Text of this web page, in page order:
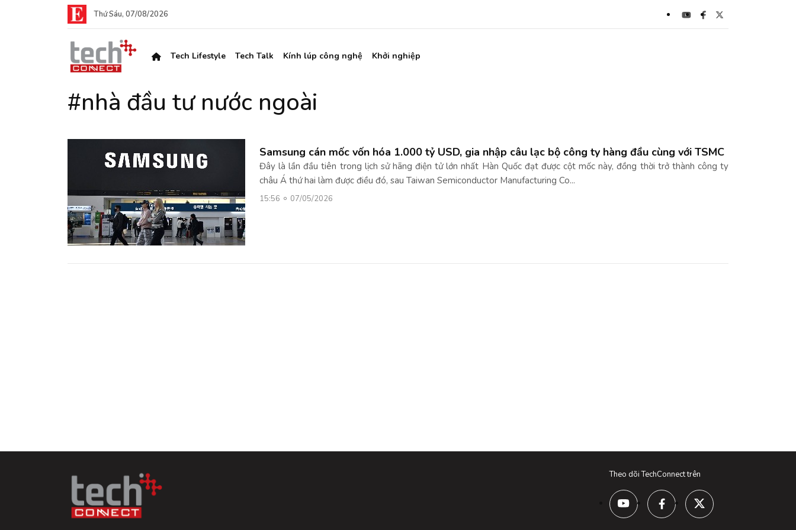
Thứ Sáu, 07/08/2026
Tech Lifestyle Tech Talk Kính lúp công nghệ Khởi nghiệp
#nhà đầu tư nước ngoài
Samsung cán mốc vốn hóa 1.000 tỷ USD, gia nhập câu lạc bộ công ty hàng đầu cùng với TSMC
Đây là lần đầu tiên trong lịch sử hãng điện tử lớn nhất Hàn Quốc đạt được cột mốc này, đồng thời trở thành công ty
châu Á thứ hai làm được điều đó, sau Taiwan Semiconductor Manufacturing Co...
15:56 07/05/2026
Theo dõi TechConnect trên